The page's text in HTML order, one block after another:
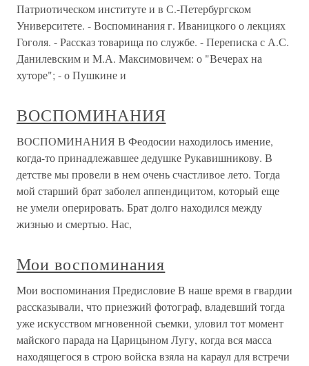
Патриотическом институте и в С.-Петербургском
Университете. - Воспоминания г. Иваницкого о лекциях
Гоголя. - Рассказ товарища по службе. - Переписка с А.С.
Данилевским и М.А. Максимовичем: о "Вечерах на
хуторе"; - о Пушкине и
ВОСПОМИНАНИЯ
ВОСПОМИНАНИЯ В Феодосии находилось имение,
когда-то принадлежавшее дедушке Рукавишникову. В
детстве мы провели в нем очень счастливое лето. Тогда
мой старший брат заболел аппендицитом, который еще
не умели оперировать. Брат долго находился между
жизнью и смертью. Нас,
Мои воспоминания
Мои воспоминания Предисловие В наше время в гвардии
рассказывали, что приезжий фотограф, владевший тогда
уже искусством мгновенной съемки, уловил тот момент
майского парада на Царицыном Лугу, когда вся масса
находящегося в строю войска взяла на караул для встречи